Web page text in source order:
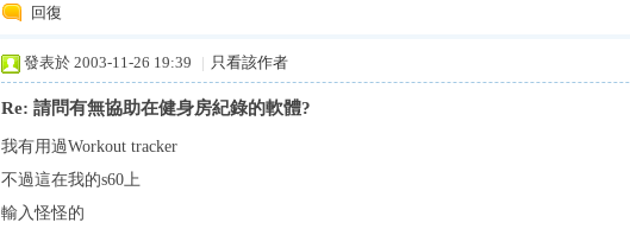
回復
發表於 2003-11-26 19:39 | 只看該作者
Re: 請問有無協助在健身房紀錄的軟體?
我有用過Workout tracker
不過這在我的s60上
輸入怪怪的